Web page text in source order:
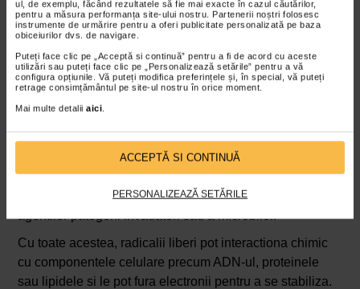
ul, de exemplu, făcând rezultatele să fie mai exacte în cazul căutărilor,
pentru a măsura performanța site-ului nostru. Partenerii noștri folosesc
instrumente de urmărire pentru a oferi publicitate personalizată pe baza
obiceiurilor dvs. de navigare.
Puteți face clic pe „Acceptă si continuă” pentru a fi de acord cu aceste
utilizări sau puteți face clic pe „Personalizează setările” pentru a vă
configura opțiunile. Vă puteți modifica preferințele și, în special, vă puteți
retrage consimțământul pe site-ul nostru în orice moment.
Mai multe detalii aici.
ACCEPTĂ SI CONTINUĂ
PERSONALIZEAZĂ SETĂRILE
Ce sunt radicalii liberi?
Un radical liber este o molecula de oxigen care are unul
sau mai multi electroni nepereche, ceea ce-l face foarte
reactiv cu alte molecule.
metabolizare in cadrul sistemului biologic pentru a da
nastere acestor oxidanti extrem de reactivi. Nu toate
speciile reactive de oxigen sunt daunatoare
organismului. Unele dintre ele sunt utile in uciderea
agentilor patogeni invadatori sau a microbilor.
Cu toate acestea, radicalii liberi pot interactiona chimic
cu componentele celulare precum ADN-ul, proteinele
sau lipidele si le pot fura electronii pentru a se stabiliza.